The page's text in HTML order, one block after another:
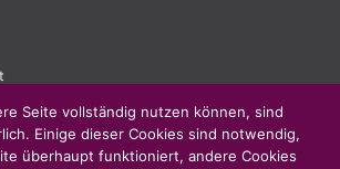
Seite vollständig nutzen können, sind
Einige dieser Cookies sind notwendig,
überhaupt funktioniert, andere Cookies